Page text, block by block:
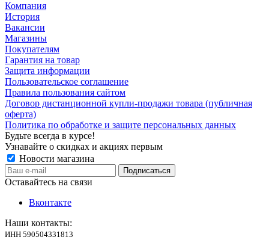
Компания
История
Вакансии
Магазины
Покупателям
Гарантия на товар
Защита информации
Пользовательское соглашение
Правила пользования сайтом
Договор дистанционной купли-продажи товара (публичная
оферта)
Политика по обработке и защите персональных данных
Будьте всегда в курсе!
Узнавайте о скидках и акциях первым
Новости магазина
Оставайтесь на связи
Вконтакте
Наши контакты:
ИНН 590504331813